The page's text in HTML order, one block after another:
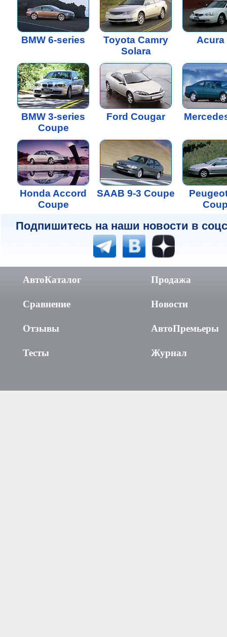
BMW 6-series
Toyota Camry
Solara
Acura
BMW 3-series
Coupe
Ford Cougar
Honda Accord
Coupe
SAAB 9-3 Coupe
Подпишитесь на наши новости в
АвтоКаталог
Сравнение
Отзывы
Тесты
Продажа
Новости
АвтоПремьеры
Журнал